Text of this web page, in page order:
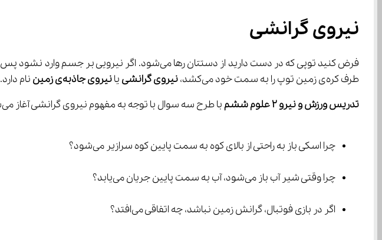
نیروی گرانشی
طرف کره‌ی زمین توپ را به سمت خود می‌کشد،
نیروی گرانشی یا نیروی جاذبه‌ی زمین
نام دارد.
تدریس ورزش و نیرو ۲ علوم ششم
با طرح سه سوال با توجه به مفهوم نیروی گرانشی آغاز می‌شود:
چرا اسکی باز به راحتی از بالای کوه به سمت پایین کوه سرازیر می‌شود؟
چرا وقتی شیر آب باز می‌شود، آب به سمت پایین جریان می‌یابد؟
اگر در بازی فوتبال، گرانش زمین نباشد، چه اتفاقی می‌افتد؟